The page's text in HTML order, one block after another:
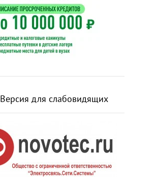
Версия для слабовидящих